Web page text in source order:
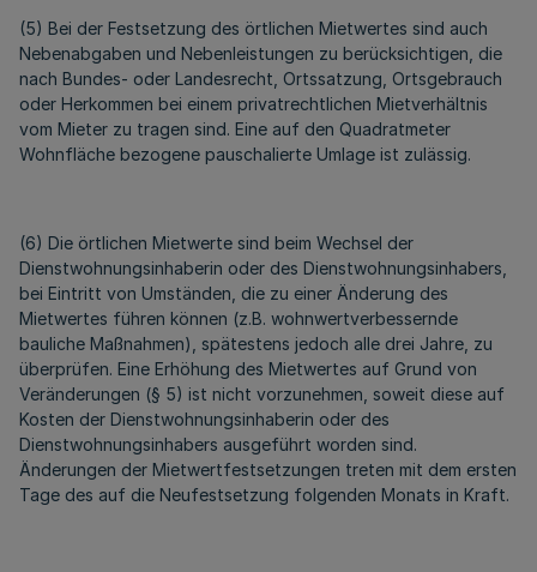
(5) Bei der Festsetzung des örtlichen Mietwertes sind auch
Nebenabgaben und Nebenleistungen zu berücksichtigen, die
nach Bundes- oder Landesrecht, Ortssatzung, Ortsgebrauch
oder Herkommen bei einem privatrechtlichen Mietverhältnis
vom Mieter zu tragen sind. Eine auf den Quadratmeter
Wohnfläche bezogene pauschalierte Umlage ist zulässig.
(6) Die örtlichen Mietwerte sind beim Wechsel der
Dienstwohnungsinhaberin oder des Dienstwohnungsinhabers,
bei Eintritt von Umständen, die zu einer Änderung des
Mietwertes führen können (z.B. wohnwertverbessernde
bauliche Maßnahmen), spätestens jedoch alle drei Jahre, zu
überprüfen. Eine Erhöhung des Mietwertes auf Grund von
Veränderungen (§ 5) ist nicht vorzunehmen, soweit diese auf
Kosten der Dienstwohnungsinhaberin oder des
Dienstwohnungsinhabers ausgeführt worden sind.
Änderungen der Mietwertfestsetzungen treten mit dem ersten
Tage des auf die Neufestsetzung folgenden Monats in Kraft.